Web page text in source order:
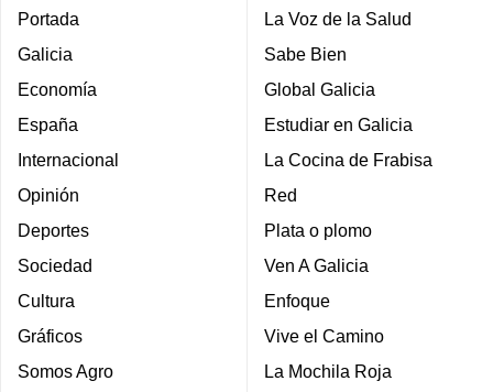
Portada
Galicia
Economía
España
Internacional
Opinión
Deportes
Sociedad
Cultura
Gráficos
Somos Agro
La Voz de la Salud
Sabe Bien
Global Galicia
Estudiar en Galicia
La Cocina de Frabisa
Red
Plata o plomo
Ven A Galicia
Enfoque
Vive el Camino
La Mochila Roja